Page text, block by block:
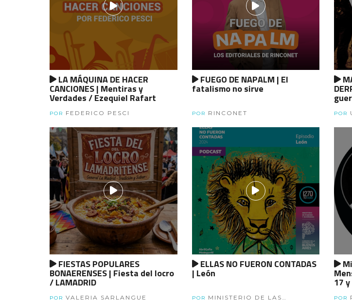
LA MÁQUINA DE HACER
CANCIONES | Mentiras y
Verdades / Ezequiel Rafart
POR FEDERICO PESCI
FUEGO DE NAPALM | El
fatalismo no sirve
POR RINCONET POR
FIESTAS POPULARES
BONAERENSES | Fiesta del locro
/ LAMADRID
POR VALERIA SARLANGUE
ELLAS NO FUERON CONTADAS
| León
POR
MINISTERIO DE LAS
17
POR